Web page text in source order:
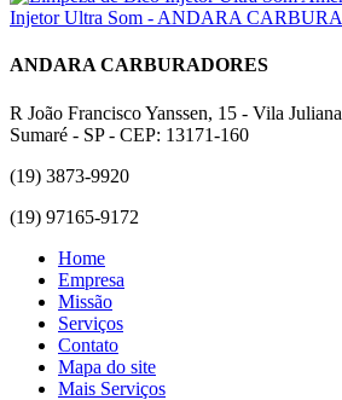
ANDARA CARBURADORES
R João Francisco Yanssen, 15 - Vila Juliana
Sumaré - SP - CEP: 13171-160
(19) 3873-9920
(19) 97165-9172
Home
Empresa
Missão
Serviços
Contato
Mapa do site
Mais Serviços